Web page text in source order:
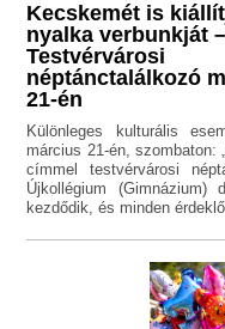
Kecskemét is
nyalka verbunkját –
Testvérvárosi
néptánctalálkozó
21-én
Különleges kulturális
március 21-én, szombaton:
címmel testvérvárosi
Újkollégium (Gimnázium)
kezdődik, és minden